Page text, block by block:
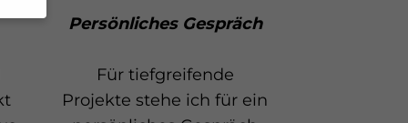
Persönliches Gespräch
Für tiefgreifende
Projekte stehe ich für ein